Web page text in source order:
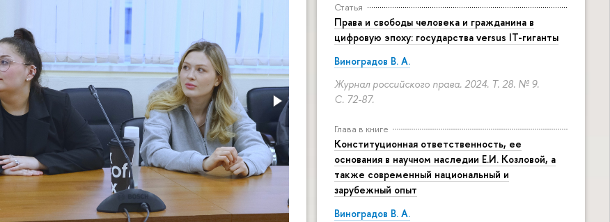
Статья
Права и свободы человека и гражданина в
цифровую эпоху: государства versus IT-гиганты
Виноградов В. А.
Журнал российского права. 2024. Т. 28. № 9.
С. 72-87.
Глава в книге
Конституционная ответственность, ее
основания в научном наследии Е.И. Козловой, а
также современный национальный и
зарубежный опыт
Виноградов В. А.